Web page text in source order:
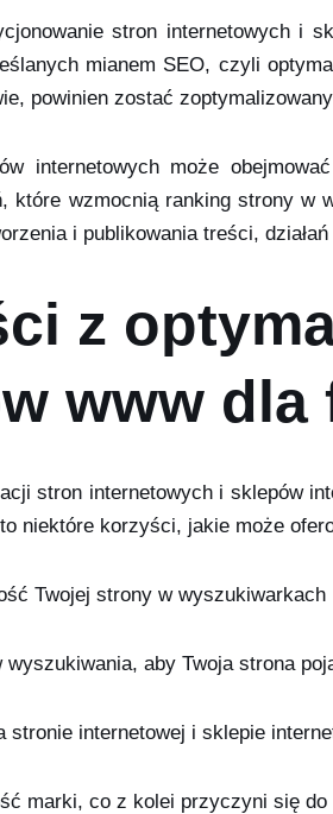
stron internetowych i
mianem SEO, czyli
powinien zostać
internetowych może
które wzmocnią ranking strony
i publikowania treści,
z
www dla
stron internetowych i sklepów
niektóre korzyści, jakie może
Twojej strony w wyszukiwarkach
wyszukiwania, aby Twoja strona
stronie internetowej i sklepie
marki, co z kolei przyczyni się